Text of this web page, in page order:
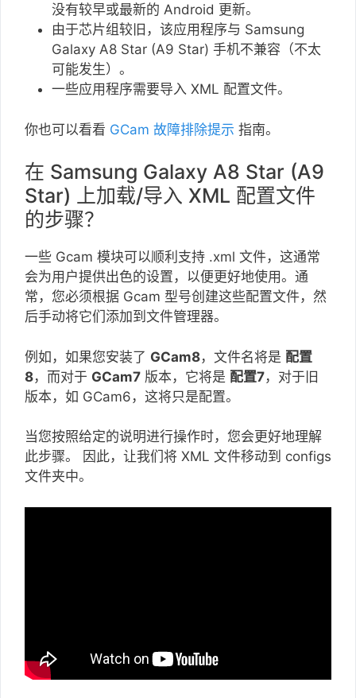
没有较早或最新的 Android 更新。
由于芯片组较旧，该应用程序与 Samsung
Galaxy A8 Star (A9 Star) 手机不兼容（不太
可能发生）。
一些应用程序需要导入 XML 配置文件。
你也可以看看 GCam 故障排除提示 指南。
在 Samsung Galaxy A8 Star (A9
Star) 上加载/导入 XML 配置文件
的步骤？
一些 Gcam 模块可以顺利支持 .xml 文件，这通常
会为用户提供出色的设置，以便更好地使用。通
常，您必须根据 Gcam 型号创建这些配置文件，然
后手动将它们添加到文件管理器。
例如，如果您安装了 GCam8，文件名将是 配置
8，而对于 GCam7 版本，它将是 配置7，对于旧
版本，如 GCam6，这将只是配置。
当您按照给定的说明进行操作时，您会更好地理解
此步骤。 因此，让我们将 XML 文件移动到 configs
文件夹中。